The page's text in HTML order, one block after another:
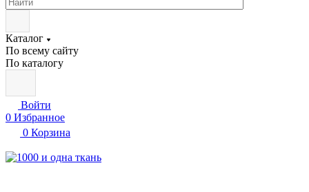
Каталог
По всему сайту
По каталогу
Войти
0 Избранное
0 Корзина